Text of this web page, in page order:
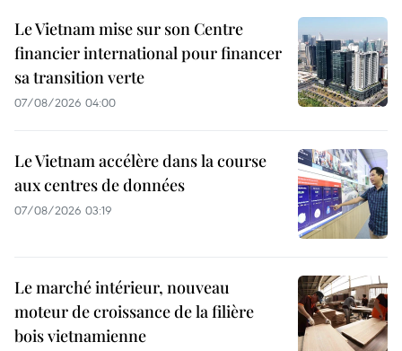
Le Vietnam mise sur son Centre
financier international pour financer
sa transition verte
07/08/2026 04:00
Le Vietnam accélère dans la course
aux centres de données
07/08/2026 03:19
Le marché intérieur, nouveau
moteur de croissance de la filière
bois vietnamienne